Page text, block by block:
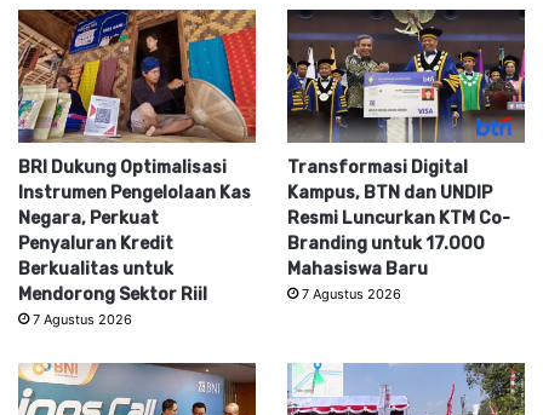
BRI Dukung Optimalisasi
Instrumen Pengelolaan Kas
Negara, Perkuat
Penyaluran Kredit
Berkualitas untuk
Mendorong Sektor Riil
7 Agustus 2026
Transformasi Digital
Kampus, BTN dan UNDIP
Resmi Luncurkan KTM Co-
Branding untuk 17.000
Mahasiswa Baru
7 Agustus 2026